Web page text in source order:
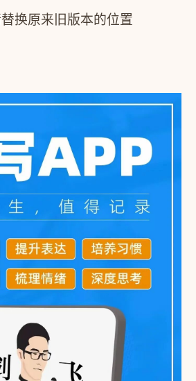
换原来旧版本的位置